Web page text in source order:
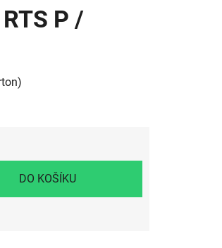
P /
DO KOŠÍKU